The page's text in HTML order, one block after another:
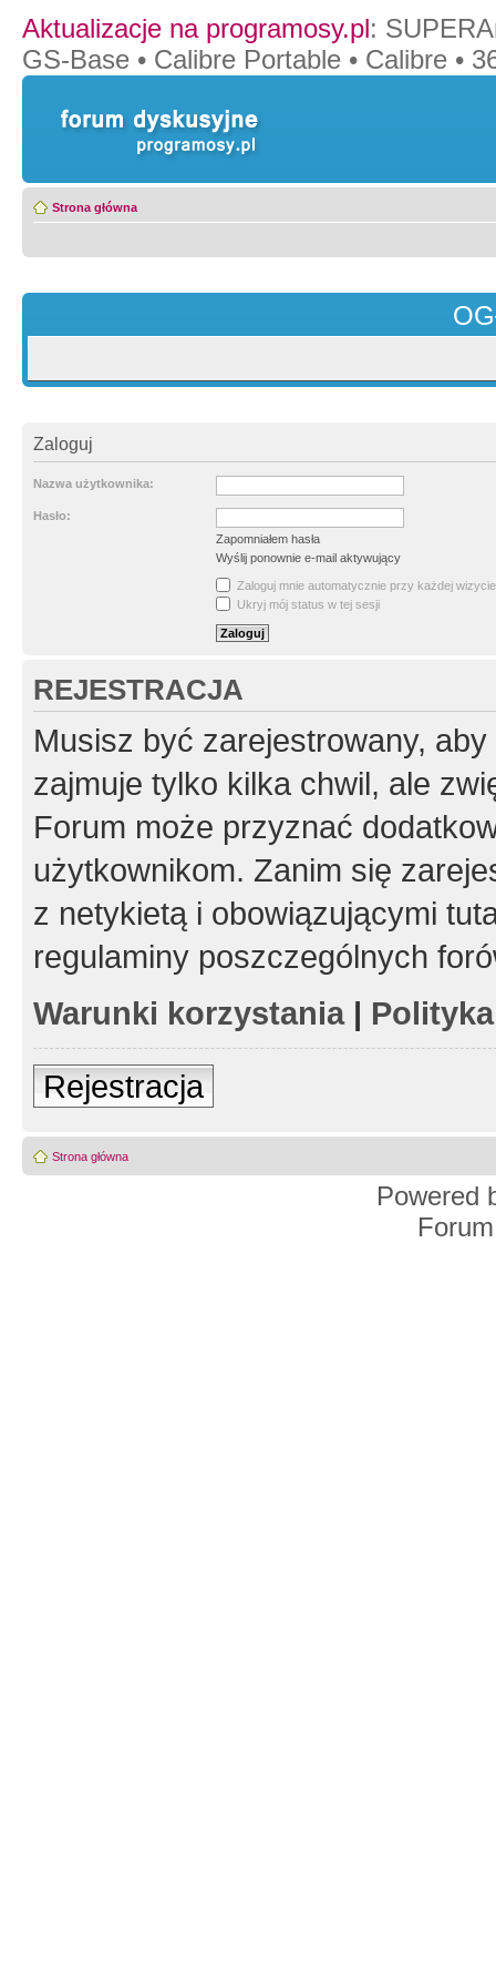
Aktualizacje na programosy.pl:
GS-Base • Calibre Portable • Calibre •
Strona główna
Zaloguj
Nazwa użytkownika:
Hasło:
Zapomniałem hasła
Wyślij ponownie e-mail aktywujący
Zaloguj mnie automatycznie przy każdej wizycie
Ukryj mój status w tej sesji
REJESTRACJA
Musisz być zarejestrowany,
zajmuje tylko kilka chwil, ale
Forum może przyznać
użytkownikom. Zanim się
z netykietą i obowiązującymi
regulaminy poszczególnych
Warunki korzystania|
Rejestracja
Strona główna
Powered